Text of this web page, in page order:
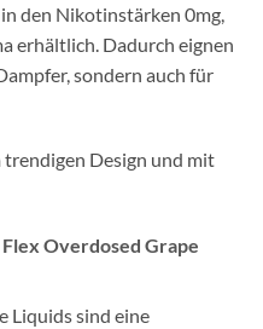
den Nikotinstärken 0mg,
erhältlich. Dadurch eignen
sondern auch für
trendigen Design und mit
Overdosed Grape
Liquids sind eine